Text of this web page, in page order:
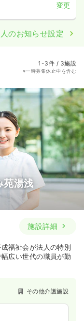
変更
のお知らせ設定
1-3件 / 3施設
※一時募集休止中を含む
苑湯浅
施設詳細
福祉会が法人の特別
広い世代の職員が勤
その他介護施設